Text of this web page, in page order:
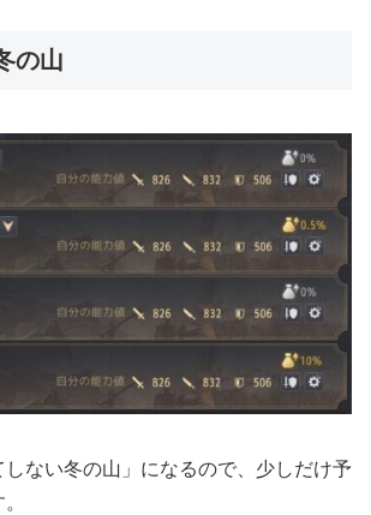
の山
ない冬の山」になるので、少しだけ予